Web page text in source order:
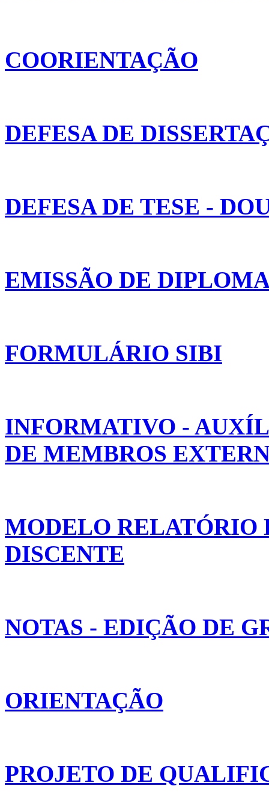
COORIENTAÇÃO
DEFESA DE
DEFESA DE TESE -
EMISSÃO DE
FORMULÁRIO SIBI
INFORMATIVO -
DE MEMBROS
MODELO
DISCENTE
NOTAS - EDIÇÃO DE
ORIENTAÇÃO
PROJETO DE